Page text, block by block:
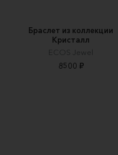
Браслет из коллекции
Кристалл
ECOS Jewel
8500 ₽